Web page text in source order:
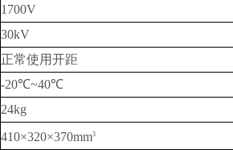
1700V
30kV
正常使用开距
-20℃~40℃
24kg
410×320×370mm3